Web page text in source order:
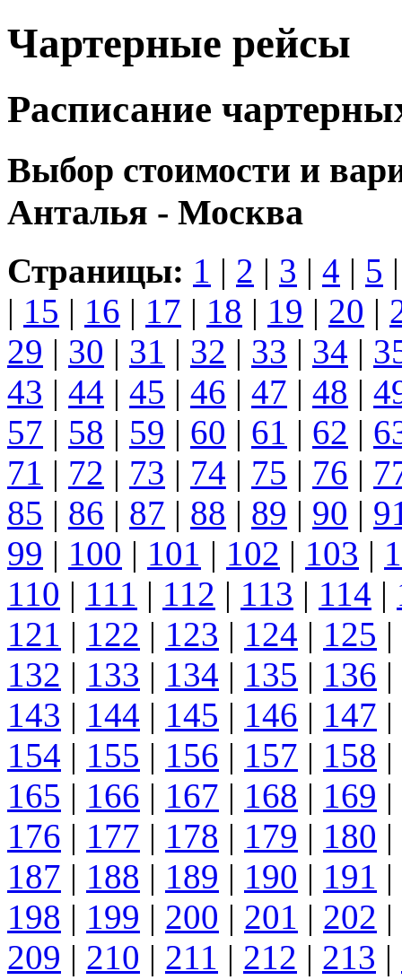
Чартерные рейсы
Расписание
Выбор стоимости и
Анталья - Москва
Страницы: 1 | 2 | 3 | 4 | 5
| 15 | 16 | 17 | 18 | 19 | 20 |
29 | 30 | 31 | 32 | 33 | 34 |
43 | 44 | 45 | 46 | 47 | 48 |
57 | 58 | 59 | 60 | 61 | 62 |
71 | 72 | 73 | 74 | 75 | 76 |
85 | 86 | 87 | 88 | 89 | 90 |
99 | 100 | 101 | 102 | 103 |
110 | 111 | 112 | 113 | 114 |
121 | 122 | 123 | 124 | 125 |
132 | 133 | 134 | 135 | 136 |
143 | 144 | 145 | 146 | 147 |
154 | 155 | 156 | 157 | 158 |
165 | 166 | 167 | 168 | 169 |
176 | 177 | 178 | 179 | 180 |
187 | 188 | 189 | 190 | 191 |
198 | 199 | 200 | 201 | 202 |
209 | 210 | 211 | 212 | 213 |